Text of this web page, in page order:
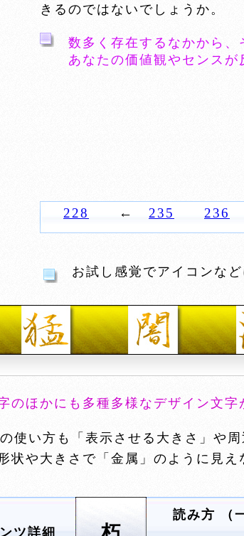
きるのではないでしょうか。
数多く存在するなかから、
あなたの価値観やセンスが
228 ← 235 236
お試し感覚でアイコンなど
のほかにも多種多様なデザイン文字
使い方も「表示させる大きさ」や
状や大きさで「金属」のように見え
ツ詳細
読み方 （